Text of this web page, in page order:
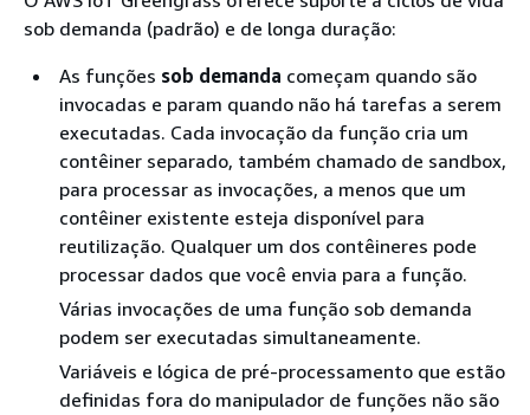
sob demanda (padrão) e de longa duração:
As funções sob demanda começam quando são
invocadas e param quando não há tarefas a serem
executadas. Cada invocação da função cria um
contêiner separado, também chamado de sandbox,
para processar as invocações, a menos que um
contêiner existente esteja disponível para
reutilização. Qualquer um dos contêineres pode
processar dados que você envia para a função.
Várias invocações de uma função sob demanda
podem ser executadas simultaneamente.
Variáveis e lógica de pré-processamento que estão
definidas fora do manipulador de funções não são